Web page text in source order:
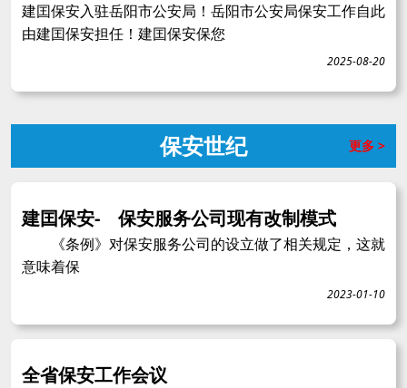
建囯保安入驻岳阳市公安局！岳阳市公安局保安工作自此
由建囯保安担任！建囯保安保您
2025-08-20
保安世纪 更多 >
建囯保安- 保安服务公司现有改制模式
《条例》对保安服务公司的设立做了相关规定，这就
意味着保
2023-01-10
全省保安工作会议